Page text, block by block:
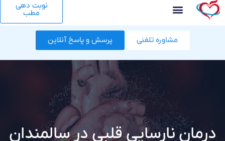
نوبت دهی
مطب
مشاوره تلفنی پرسش و پاسخ آنلاین
درمان نارسایی قلبی در سالمندان